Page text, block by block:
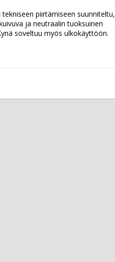
piirtämiseen suunniteltu,
ja neutraalin tuoksuinen
soveltuu myös ulkokäyttöön.